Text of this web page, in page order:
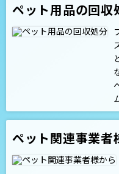
ペット用品の回収
ペット関連事業者